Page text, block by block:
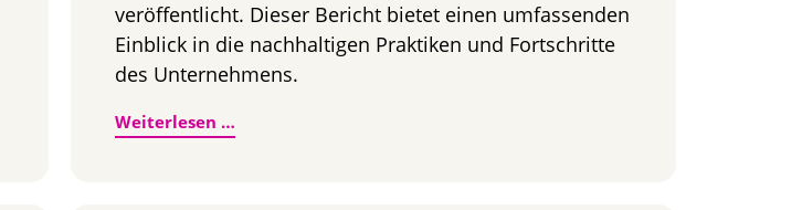
veröffentlicht. Dieser Bericht bietet einen umfassenden
Einblick in die nachhaltigen Praktiken und Fortschritte
des Unternehmens.
Weiterlesen …